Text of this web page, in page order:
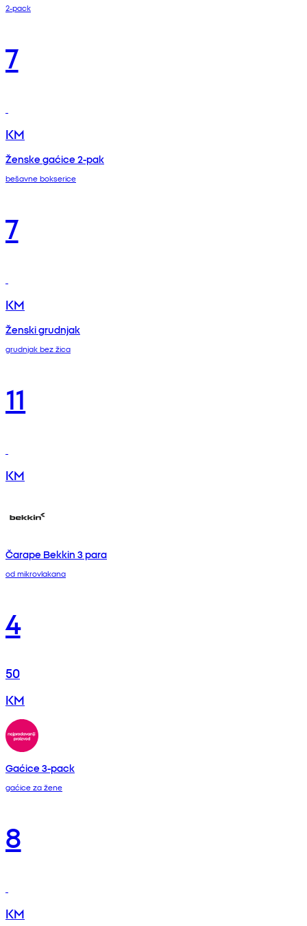
2-pack
7
KM
Ženske gaćice 2-pak
bešavne bokserice
7
KM
Ženski grudnjak
grudnjak bez žica
11
KM
Čarape Bekkin 3 para
od mikrovlakana
4
50
KM
Gaćice 3-pack
gaćice za žene
8
KM